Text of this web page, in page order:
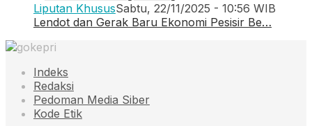
Liputan KhususSabtu, 22/11/2025 - 10:56 WIB
Lendot dan Gerak Baru Ekonomi Pesisir Be…
Indeks
Redaksi
Pedoman Media Siber
Kode Etik